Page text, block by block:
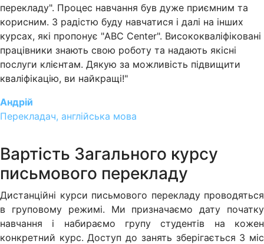
перекладу". Процес навчання був дуже приємним та
корисним. З радістю буду навчатися і далі на інших
курсах, які пропонує "ABC Center". Висококваліфіковані
працівники знають свою роботу та надають якісні
послуги клієнтам. Дякую за можливість підвищити
кваліфікацію, ви найкращі!"
Андрій
Перекладач, англійська мова
Вартість Загального курсу
письмового перекладу
Дистанційні курси письмового перекладу проводяться
в груповому режимі. Ми призначаємо дату початку
навчання і набираємо групу студентів на кожен
конкретний курс. Доступ до занять зберігається 3 міс